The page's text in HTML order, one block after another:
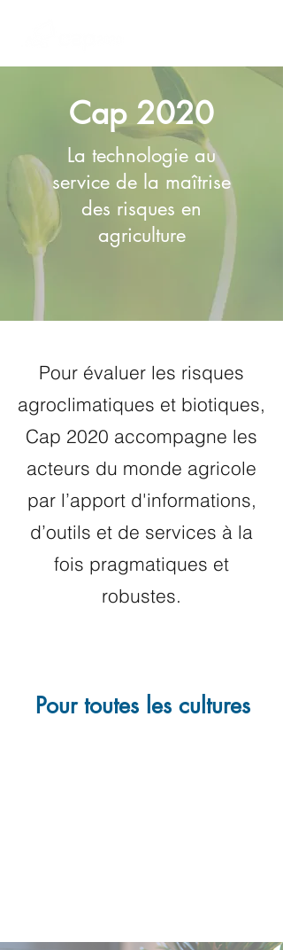
Cap 2020
La technologie au
service de la maîtrise
des risques en
agriculture
Pour évaluer les risques
agroclimatiques et biotiques,
Cap 2020 accompagne les
acteurs du monde agricole
par l’apport d'informations,
d’outils et de services à la
fois pragmatiques et
robustes.
Pour toutes les cultures